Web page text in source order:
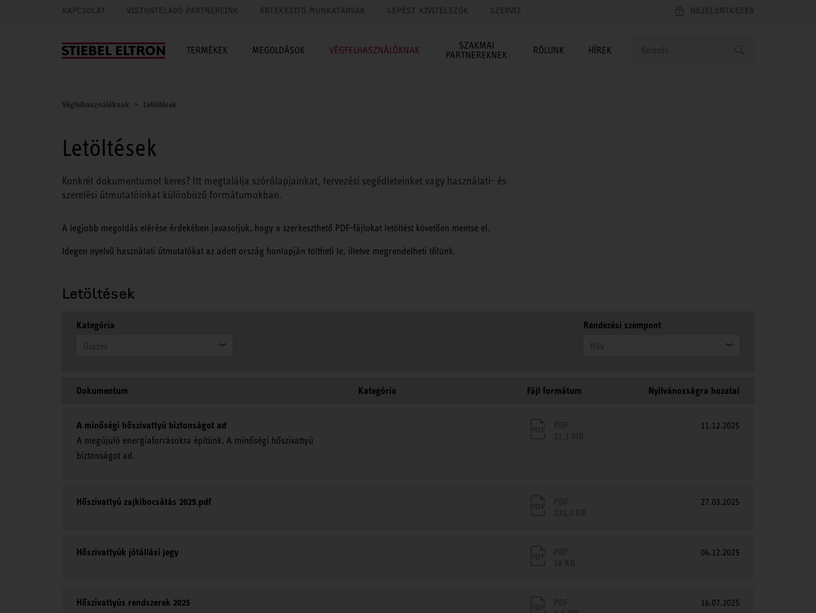
KAPCSOLAT VISZONTELADÓ PARTNEREINK ÉRTÉKESÍTŐ MUNKATÁRSAK GÉPÉSZ KIVITELEZŐK SZERVIZ BEJELENTKEZÉS
TERMÉKEK MEGOLDÁSOK VÉGFELHASZNÁLÓKNAK
SZAKMAI
PARTNEREKNEK
RÓLUNK HÍREK
Végfelhasználóknak Letöltések
Letöltések
Konkrét dokumentumot keres? Itt megtalálja szórólapjainkat, tervezési segédleteinket vagy használati- és
szerelési útmutatóinkat különböző formátumokban.
A legjobb megoldás elérése érdekében javasoljuk, hogy a szerkeszthető PDF-fájlokat letöltést követően mentse el.
Idegen nyelvű használati útmutatókat az adott ország honlapján töltheti le, illetve megrendelheti tőlünk.
Letöltések
Kategória
Összes
Rendezési szempont
Név
Dokumentum Kategória Fájl formátum Nyilvánosságra hozatal
A minőségi hőszivattyú biztonságot ad
A megújuló energiaforrásokra építünk. A minőségi hőszivattyú
biztonságot ad.
11.12.2025
Hőszivattyú zajkibocsátás 2025.pdf 27.03.2025
Hőszivattyúk jótállási jegy 04.12.2025
Hőszivattyús rendszerek 2025 16.07.2025